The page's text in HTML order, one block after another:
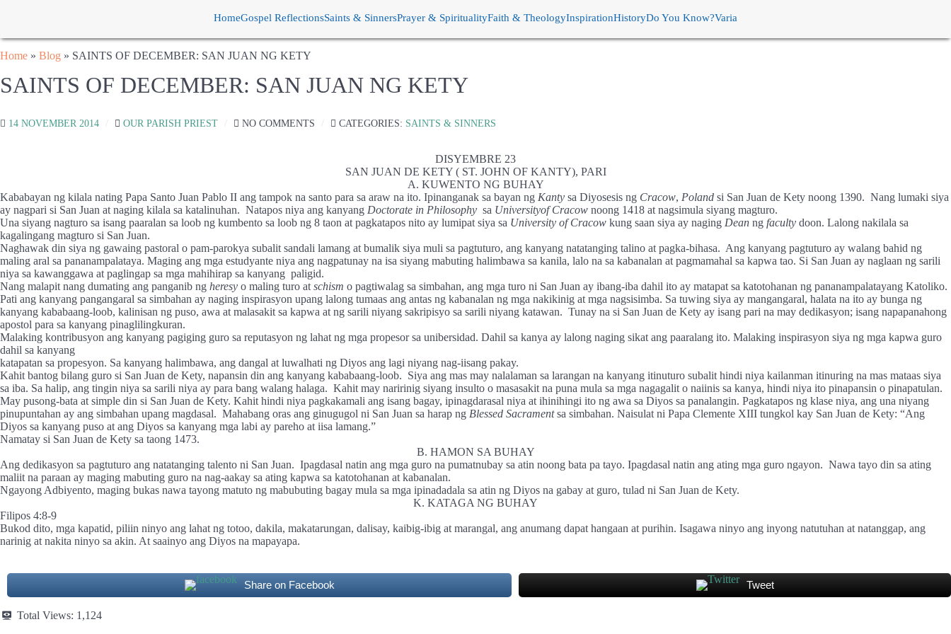
HomeGospel ReflectionsSaints & SinnersPrayer & SpiritualityFaith & TheologyInspirationHistoryDo You Know?Varia
Home » Blog » SAINTS OF DECEMBER: SAN JUAN NG KETY
SAINTS OF DECEMBER: SAN JUAN NG KETY
14 NOVEMBER 2014 OUR PARISH PRIEST NO COMMENTS CATEGORIES: SAINTS & SINNERS
DISYEMBRE 23
SAN JUAN DE KETY ( ST. JOHN OF KANTY), PARI
A. KUWENTO NG BUHAY
Kababayan ng kilala nating Papa Santo Juan Pablo II ang tampok na santo para sa araw na ito. Ipinanganak sa bayan ng Kanty sa Diyosesis ng Cracow, Poland si San Juan de Kety noong 1390. Nang lumaki siya
ay nagpari si San Juan at naging kilala sa katalinuhan. Natapos niya ang kanyang Doctorate in Philosophy sa Universityof Cracow noong 1418 at nagsimula siyang magturo.
Una siyang nagturo sa isang paaralan sa loob ng kumbento sa loob ng 8 taon at pagkatapos nito ay lumipat siya sa University of Cracow kung saan siya ay naging Dean ng faculty doon. Lalong nakilala sa
kagalingang magturo si San Juan.
Naghawak din siya ng gawaing pastoral o pam-parokya subalit sandali lamang at bumalik siya muli sa pagtuturo, ang kanyang natatanging talino at pagka-bihasa. Ang kanyang pagtuturo ay walang bahid ng
maling aral sa pananampalataya. Maging ang mga estudyante niya ang nagpatunay na isa siyang mabuting halimbawa sa kanila, lalo na sa kabanalan at pagmamahal sa kapwa tao. Si San Juan ay naglaan ng sarili
niya sa kawanggawa at paglingap sa mga mahihirap sa kanyang paligid.
Nang malapit nang dumating ang panganib ng heresy o maling turo at schism o pagtiwalag sa simbahan, ang mga turo ni San Juan ay ibang-iba dahil ito ay matapat sa katotohanan ng pananampalatayang Katoliko.
Pati ang kanyang pangangaral sa simbahan ay naging inspirasyon upang lalong tumaas ang antas ng kabanalan ng mga nakikinig at mga nagsisimba. Sa tuwing siya ay mangangaral, halata na ito ay bunga ng
kanyang kababaang-loob, kalinisan ng puso, awa at malasakit sa kapwa at ng sarili niyang sakripisyo sa sarili niyang katawan. Tunay na si San Juan de Kety ay isang pari na may dedikasyon; isang napapanahong
apostol para sa kanyang pinaglilingkuran.
Malaking kontribusyon ang kanyang pagiging guro sa reputasyon ng lahat ng mga propesor sa unibersidad. Dahil sa kanya ay lalong naging sikat ang paaralang ito. Malaking inspirasyon siya ng mga kapwa guro
dahil sa kanyang
katapatan sa propesyon. Sa kanyang halimbawa, ang dangal at luwalhati ng Diyos ang lagi niyang nag-iisang pakay.
Kahit bantog bilang guro si San Juan de Kety, napansin din ang kanyang kababaang-loob. Siya ang mas may nalalaman sa larangan na kanyang itinuturo subalit hindi niya kailanman itinuring na mas mataas siya
sa iba. Sa halip, ang tingin niya sa sarili niya ay para bang walang halaga. Kahit may naririnig siyang insulto o masasakit na puna mula sa mga nagagalit o naiinis sa kanya, hindi niya ito pinapansin o pinapatulan.
May pusong-bata at simple din si San Juan de Kety. Kahit hindi niya pagkakamali ang isang bagay, ipinagdarasal niya at ihinihingi ito ng awa sa Diyos sa panalangin. Pagkatapos ng klase niya, ang una niyang
pinupuntahan ay ang simbahan upang magdasal. Mahabang oras ang ginugugol ni San Juan sa harap ng Blessed Sacramentsa simbahan. Naisulat ni Papa Clemente XIII tungkol kay San Juan de Kety: “Ang
Diyos sa kanyang puso at ang Diyos sa kanyang mga labi ay pareho at iisa lamang.”
Namatay si San Juan de Kety sa taong 1473.
B. HAMON SA BUHAY
Ang dedikasyon sa pagtuturo ang natatanging talento ni San Juan. Ipagdasal natin ang mga guro na pumatnubay sa atin noong bata pa tayo. Ipagdasal natin ang ating mga guro ngayon. Nawa tayo din sa ating
maliit na paraan ay maging mabuting guro na nag-aakay sa ating kapwa sa katotohanan at kabanalan.
Ngayong Adbiyento, maging bukas nawa tayong matuto ng mabubuting bagay mula sa mga ipinadadala sa atin ng Diyos na gabay at guro, tulad ni San Juan de Kety.
K. KATAGA NG BUHAY
Filipos 4:8-9
Bukod dito, mga kapatid, piliin ninyo ang lahat ng totoo, dakila, makatarungan, dalisay, kaibig-ibig at marangal, ang anumang dapat hangaan at purihin. Isagawa ninyo ang inyong natutuhan at natanggap, ang
narinig at nakita ninyo sa akin. At saainyo ang Diyos na mapayapa.
Share on Facebook Tweet
Total Views: 1,124